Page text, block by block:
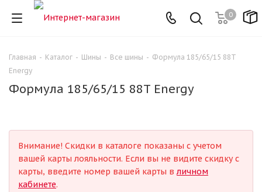
0
Главная - Каталог - Шины - Все шины - Формула 185/65/15 88T
Energy
Формула 185/65/15 88T Energy
Внимание! Скидки в каталоге показаны с учетом
вашей карты лояльности. Если вы не видите скидку с
карты, введите номер вашей карты вличном
кабинете.